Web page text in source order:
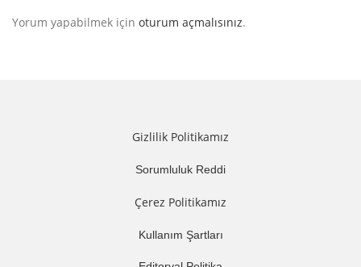
Yorum yapabilmek için oturum açmalısınız.
Gizlilik Politikamız
Sorumluluk Reddi
Çerez Politikamız
Kullanım Şartları